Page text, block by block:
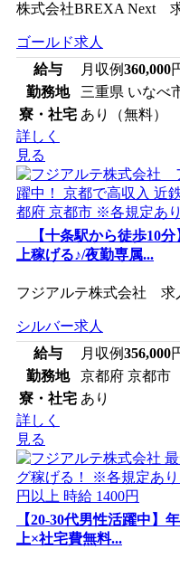
株式会社BREXA Next
ゴールド求人
給与
月収例360,000
勤務地
三重県 いなべ
寮・社宅 あり（無料）
詳しく
見る
【十条駅から徒歩10分
上稼げる♪/夜勤専属...
フジアルテ株式会社 求
シルバー求人
給与
月収例356,000
勤務地
京都府 京都市
寮・社宅 あり
詳しく
見る
【20-30代男性活躍中】
上×社宅費無料...